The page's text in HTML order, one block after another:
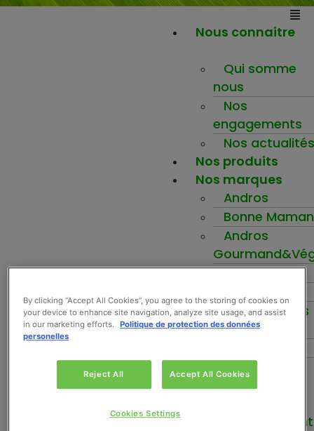
Nous connaitre
Qui somme
nous
Nos
engagements
Nos actualités
Nos produits
Nos marques
Andros
Bonne Maman
Andros
Mamie Nova
Le berger des
fruits
Be-Nuts
Inspirez-vous
Etablissement
By clicking “Accept All Cookies”, you agree to the storing of cookies on
your device to enhance site navigation, analyze site usage, and assist
in our marketing efforts.
Politique de protection des données
personelles
Reject All Accept All Cookies
Cookies Settings